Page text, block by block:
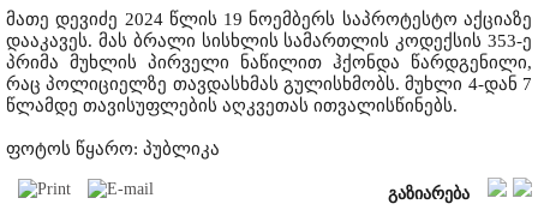
მათე დევიძე 2024 წლის 19 ნოემბერს საპროტესტო აქციაზე
დააკავეს. მას ბრალი სისხლის სამართლის კოდექსის 353-ე
პრიმა მუხლის პირველი ნაწილით ჰქონდა წარდგენილი,
რაც პოლიციელზე თავდასხმას გულისხმობს. მუხლი 4-დან 7
წლამდე თავისუფლების აღკვეთას ითვალისწინებს.
ფოტოს წყარო: პუბლიკა
გაზიარება